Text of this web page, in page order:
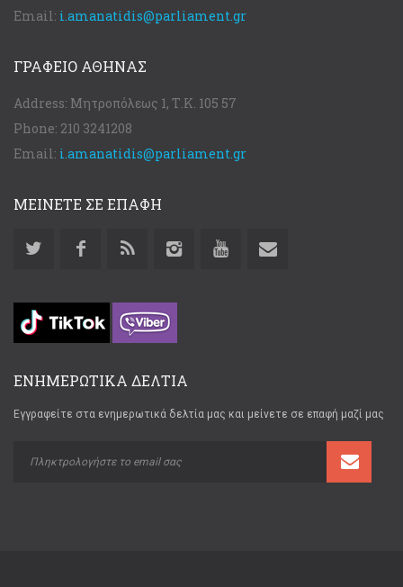
Email: i.amanatidis@parliament.gr
ΓΡΑΦΕΊΟ ΑΘΉΝΑΣ
Address: Μητροπόλεως 1, Τ.Κ. 105 57
Phone: 210 3241208
Email: i.amanatidis@parliament.gr
ΜΕΙΝΕΤΕ ΣΕ ΕΠΑΦΗ
ΕΝΗΜΕΡΩΤΙΚΑ ΔΕΛΤΙΑ
Εγγραφείτε στα ενημερωτικά δελτία μας και μείνετε σε επαφή μαζί μας